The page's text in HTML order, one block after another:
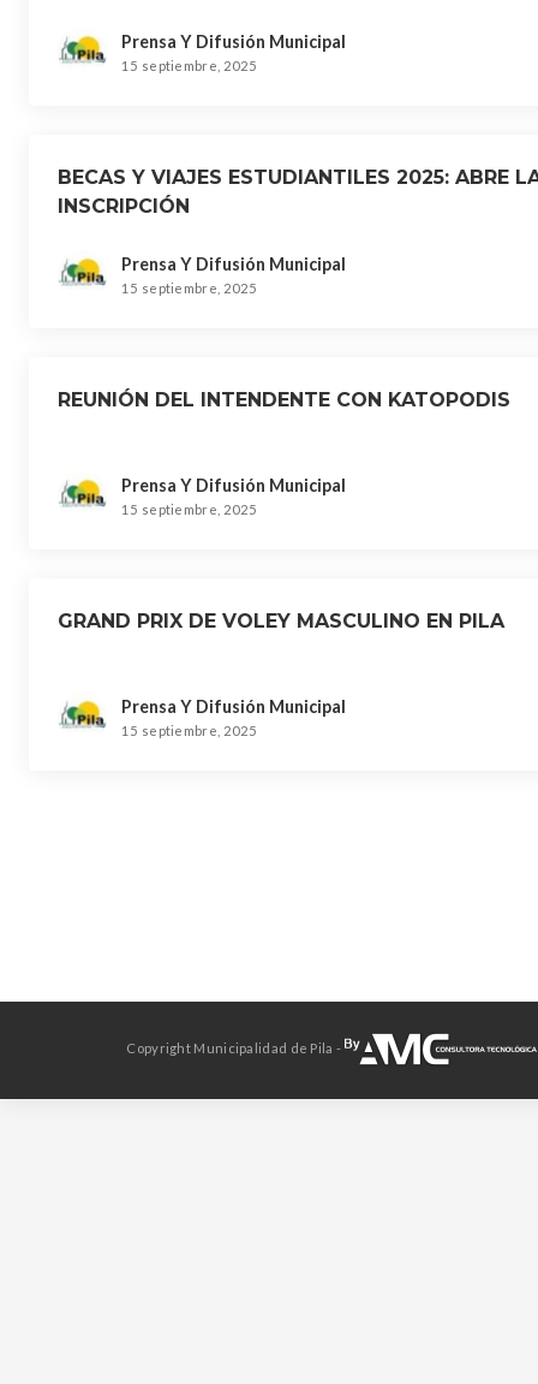
Prensa Y Difusión Municipal
15 septiembre, 2025
BECAS Y VIAJES ESTUDIANTILES 2025: ABRE
INSCRIPCIÓN
Prensa Y Difusión Municipal
15 septiembre, 2025
REUNIÓN DEL INTENDENTE CON KATOPODIS
Prensa Y Difusión Municipal
15 septiembre, 2025
GRAND PRIX DE VOLEY MASCULINO EN PILA
Prensa Y Difusión Municipal
15 septiembre, 2025
Copyright Municipalidad de Pila -